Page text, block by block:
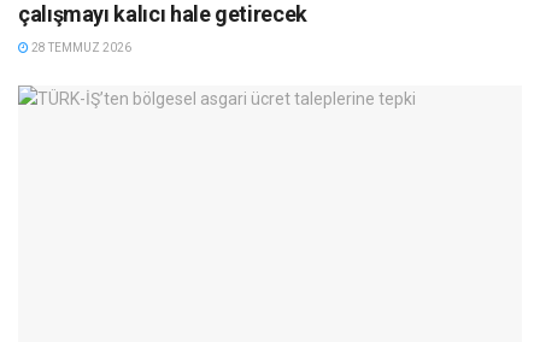
çalışmayı kalıcı hale getirecek
28 TEMMUZ 2026